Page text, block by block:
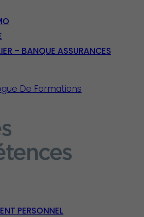
– BANQUE ASSURANCES
De Formations
PERSONNEL